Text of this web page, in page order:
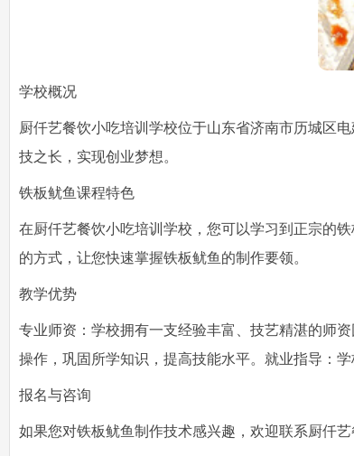
学校概况
厨仟艺餐饮小吃培训学校位于山东省济南市历城区
技之长，实现创业梦想。
铁板鱿鱼课程特色
在厨仟艺餐饮小吃培训学校，您可以学习到正宗的
的方式，让您快速掌握铁板鱿鱼的制作要领。
教学优势
专业师资：学校拥有一支经验丰富、技艺精湛的师
操作，巩固所学知识，提高技能水平。就业指导：
报名与咨询
如果您对铁板鱿鱼制作技术感兴趣，欢迎联系厨仟